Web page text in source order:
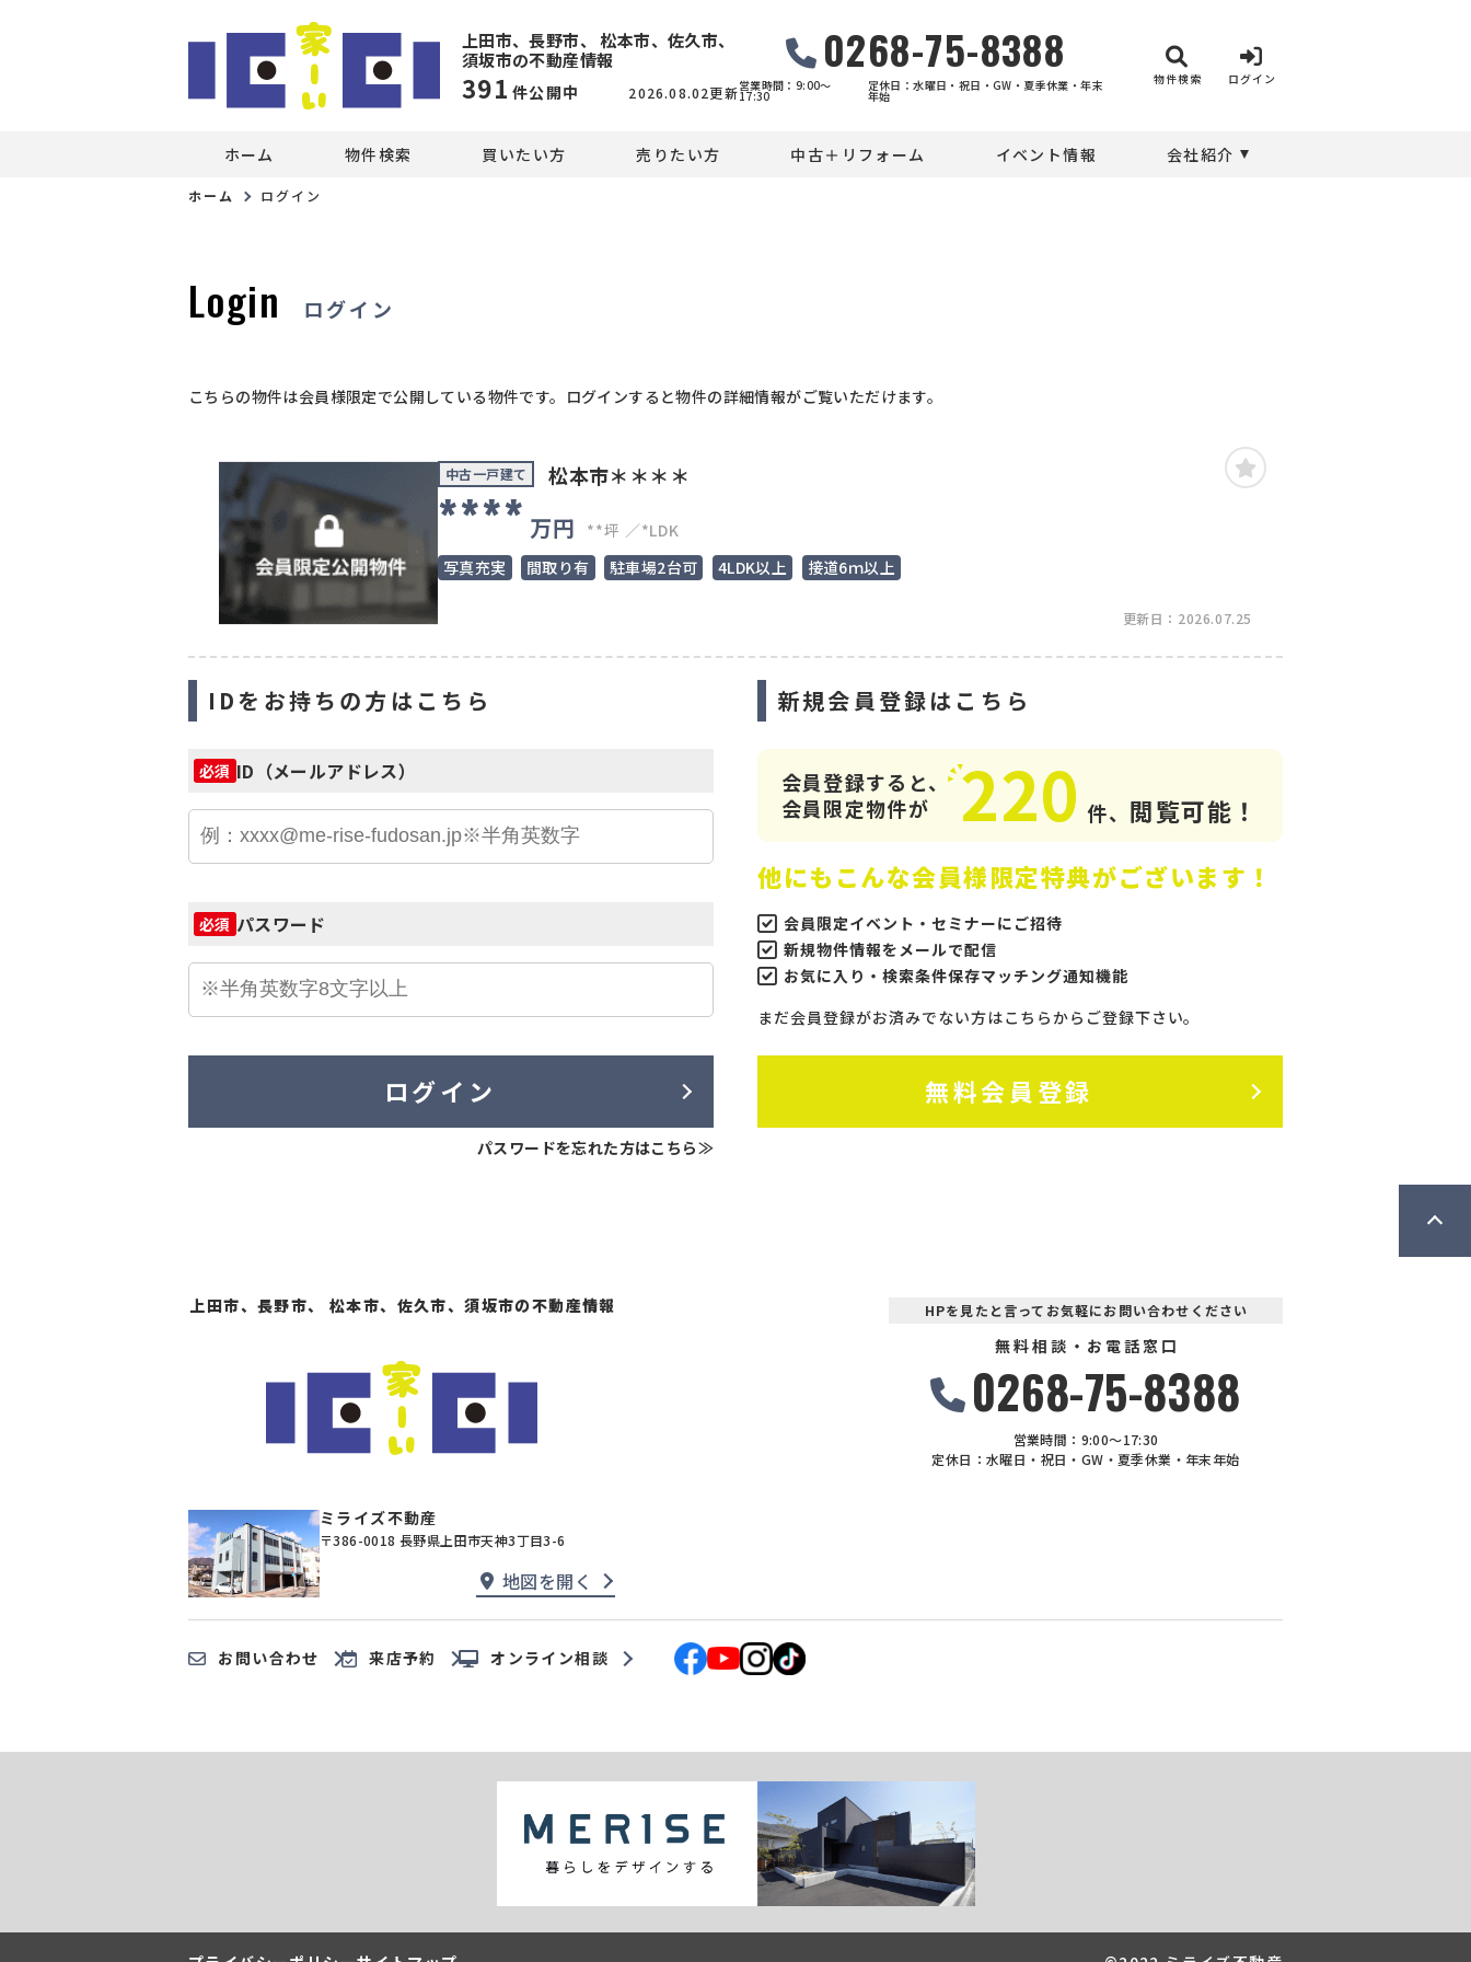
上田市、長野市、 松本市、佐久市、
須坂市の不動産情報
391 件公開中 2026.08.02更新
0268-75-8388
営業時間：9:00〜
17:30
定休日：水曜日・祝日・GW・夏季休業・年末
年始
物件検索 ログイン
ホーム 物件検索 買いたい方 売りたい方 中古＋リフォーム イベント情報 会社紹介
ホーム ログイン
Login ログイン
こちらの物件は会員様限定で公開している物件です。ログインすると物件の詳細情報がご覧いただけます。
中古一戸建て 松本市＊＊＊＊
**** 万円 **坪
*LDK
写真充実
間取り有 駐車場2台可 4LDK以上 接道6ｍ以上
更新日：2026.07.25
IDをお持ちの方はこちら
必須 ID（メールアドレス）
必須 パスワード
ログイン
パスワードを忘れた方はこちら≫
新規会員登録はこちら
会員登録すると、
会員限定物件が
220 件、 閲覧可能！
他にもこんな会員様限定特典がございます！
会員限定イベント・セミナーにご招待
新規物件情報をメールで配信
お気に入り・検索条件保存マッチング通知機能
まだ会員登録がお済みでない方はこちらからご登録下さい。
無料会員登録
上田市、長野市、 松本市、佐久市、須坂市の不動産情報 HPを見たと言ってお気軽にお問い合わせください
無料相談・お電話窓口
0268-75-8388
営業時間：9:00〜17:30
定休日：水曜日・祝日・GW・夏季休業・年末年始
ミライズ不動産
〒386-0018 長野県上田市天神3丁目3-6
地図を開く
お問い合わせ 来店予約 オンライン相談